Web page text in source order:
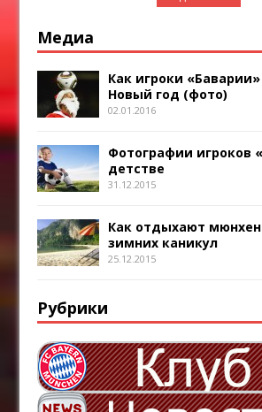
Медиа
Как игроки
Новый год (фото)
02.01.2016
Фотографии игроков
детстве
31.12.2015
Как отдыхают
зимних каникул
25.12.2015
Рубрики